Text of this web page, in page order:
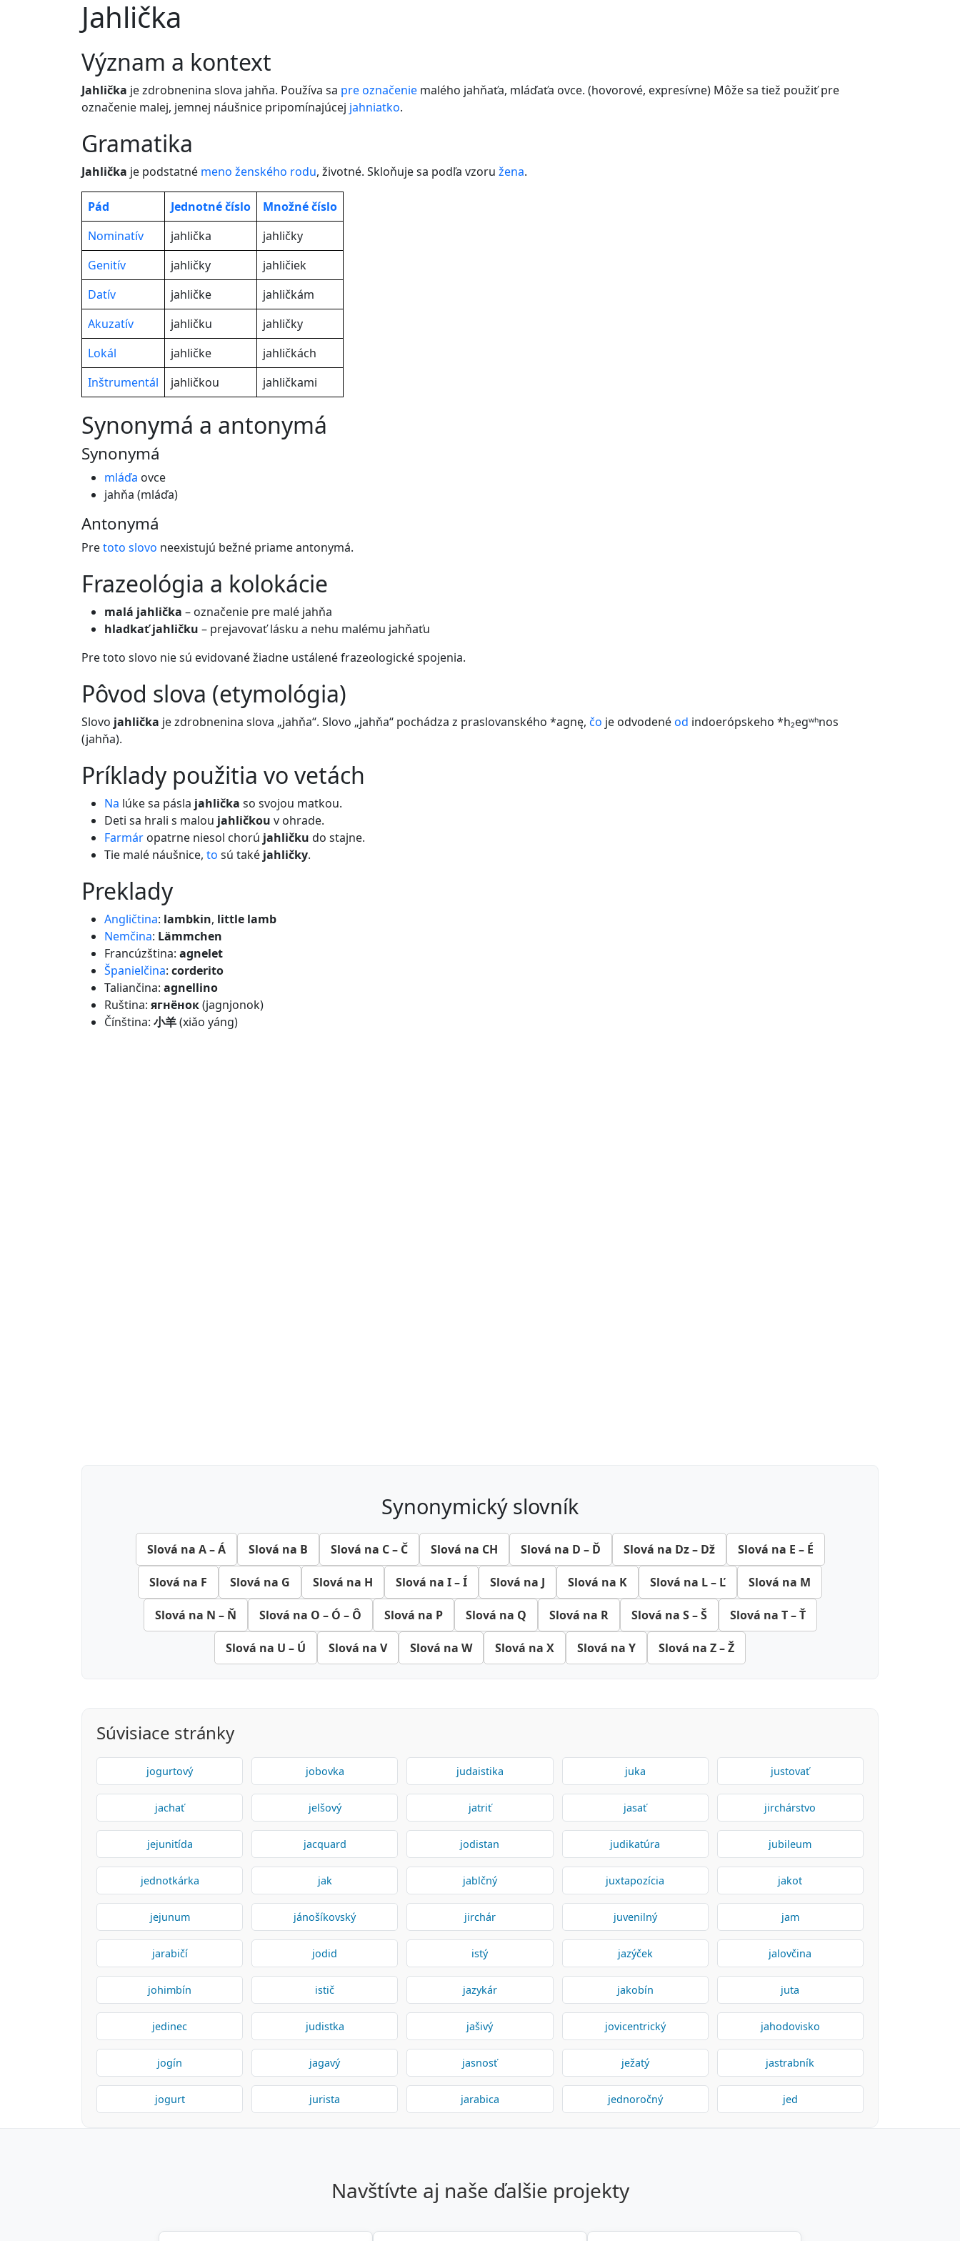
Jahlička
význam a kontext
Jahlička je zdrobnenina slova jahňa. Používa sa preoznačenie malého jahňaťa, mláďaťa ovce. (hovorové, expresívne) Môže sa tiež použiť pre
označenie malej, jemnej náušnice pripomínajúcej jahniatko.
gramatika
Jahlička je podstatné meno ženského rodu, životné. Skloňuje sa podľa vzoru žena.
Pád Jednotnéčíslo
Množné číslo
Nominatív
jahlička
jahličky
Genitív
jahličky
jahličiek
Datív
jahličke
jahličkám
Akuzatív
jahličku
jahličky
Lokál
jahličke
jahličkách
Inštrumentál
jahličkou jahličkami
synonymá a antonymá
Synonymá
mláďa ovce
jahňa (mláďa)
Antonymá
Pretoto slovo neexistujú bežné priame antonymá.
frazeológia a kolokácie
malá jahlička – označenie pre malé jahňa
hladkať jahličku – prejavovať lásku a nehu malému jahňaťu
Pre toto slovo nie sú evidované žiadne ustálené frazeologické spojenia.
pôvod slova (etymológia)
Slovo jahlička je zdrobnenina slova „jahňa“. Slovo „jahňa“ pochádza z praslovanského *agnę, čo je odvodenéod indoerópskeho *h₂egʷʰnos
(jahňa).
príklady použitia vo vetách
Na lúke sa pásla jahlička so svojou matkou.
Deti sa hrali s malou jahličkou v ohrade.
Farmár opatrne niesol chorú jahličku do stajne.
Tie malé náušnice, to sú také jahličky.
preklady
Angličtina: lambkin, little lamb
Nemčina: Lämmchen
Francúzština: agnelet
Španielčina: corderito
Taliančina: agnellino
Ruština: ягнёнок(jagnjonok)
Čínština: 小羊(xiǎo yáng)
synonymický slovník
Slová na A – Á Slová na B Slová na C – Č Slová na CH Slová na D – Ď Slová na Dz – Dž Slová na E – É
Slová na F Slová na G Slová na H Slová na I – Í Slová na J Slová na K Slová na L – Ľ Slová na M
Slová na N – Ň Slová na O – Ó – Ô Slová na P Slová na Q Slová na R Slová na S – Š Slová na T – Ť
Slová na U – Ú Slová na V Slová na W Slová na X Slová na Y Slová na Z – Ž
Súvisiace stránky
jogurtový jobovka judaistika juka justovať
jachať jelšový jatriť jasať jirchárstvo
jejunitída jacquard jodistan judikatúra jubileum
jednotkárka jak jablčný juxtapozícia jakot
jejunum jánošíkovský jirchár juvenilný jam
jarabičí jodid istý jazýček jalovčina
johimbín istič jazykár jakobín juta
jedinec judistka jašivý jovicentrický jahodovisko
jogín jagavý jasnosť ježatý jastrabník
jogurt jurista jarabica jednoročný jed
navštívte aj naše ďalšie projekty